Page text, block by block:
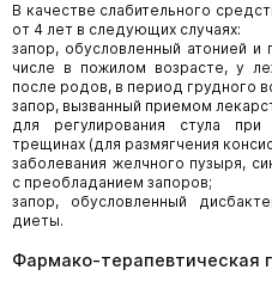
В качестве слабительного
от 4 лет в следующих случаях:
запор, обусловленный атонией и
числе в пожилом возрасте, у
после родов, в период грудного
запор, вызванный приемом
для регулирования стула
трещинах (для размягчения
заболевания желчного пузыря,
с преобладанием запоров;
запор, обусловленный
диеты.
Фармако-терапевтическая